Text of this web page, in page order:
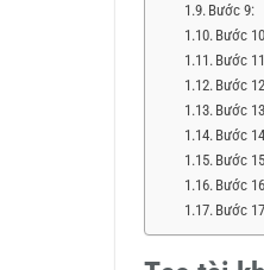
Bước 9:
Bước
Bước
Bước
Bước
Bước
Bước
Bước
Bước